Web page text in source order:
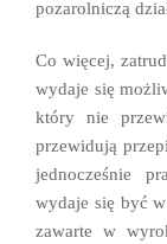
pozarolniczą
Co więcej,
wydaje się
który nie
przewidują
jednocześnie
wydaje się być
zawarte w